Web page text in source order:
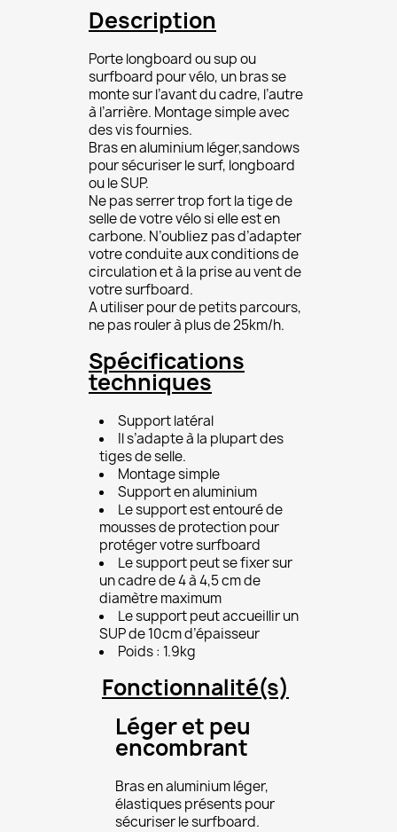
Description
Porte longboard ou sup ou
surfboard pour vélo, un bras se
monte sur l’avant du cadre, l’autre
à l’arrière. Montage simple avec
des vis fournies.
Bras en aluminium léger,sandows
pour sécuriser le surf, longboard
ou le SUP.
Ne pas serrer trop fort la tige de
selle de votre vélo si elle est en
carbone. N’oubliez pas d’adapter
votre conduite aux conditions de
circulation et à la prise au vent de
votre surfboard.
A utiliser pour de petits parcours,
ne pas rouler à plus de 25km/h.
Spécifications
techniques
Support latéral
Il s’adapte à la plupart des
tiges de selle.
Montage simple
Support en aluminium
Le support est entouré de
mousses de protection pour
protéger votre surfboard
Le support peut se fixer sur
un cadre de 4 à 4,5 cm de
diamètre maximum
Le support peut accueillir un
SUP de 10cm d’épaisseur
Poids : 1.9kg
Fonctionnalité(s)
Léger et peu
encombrant
Bras en aluminium léger,
élastiques présents pour
sécuriser le surfboard.